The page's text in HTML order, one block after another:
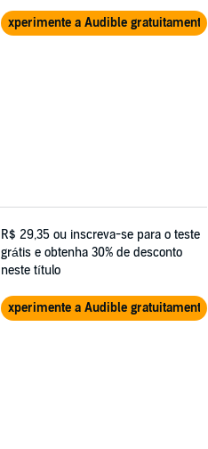
Experimente a Audible gratuitamente
R$ 29,35 ou inscreva-se para o teste
grátis e obtenha 30% de desconto
neste título
Experimente a Audible gratuitamente